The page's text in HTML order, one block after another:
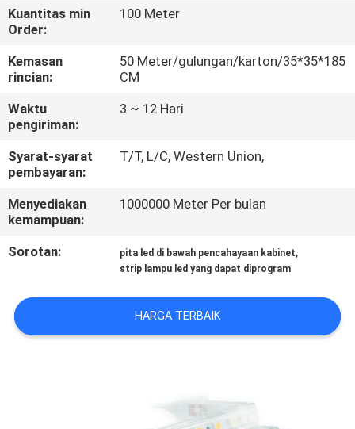
KONTROL
KUALITAS
KAMI
BERITA
KASUS
KEBIJAKAN
Kuantitas min
Order:
100 Meter
Kemasan
rincian:
50 Meter/gulungan/karton/35*35*185
CM
Waktu
pengiriman:
3 ~ 12 Hari
Syarat-syarat
pembayaran:
T/T, L/C, Western Union,
Menyediakan
kemampuan:
1000000 Meter Per bulan
Sorotan: pita led di bawah pencahayaan kabinet,
strip lampu led yang dapat diprogram
HARGA TERBAIK